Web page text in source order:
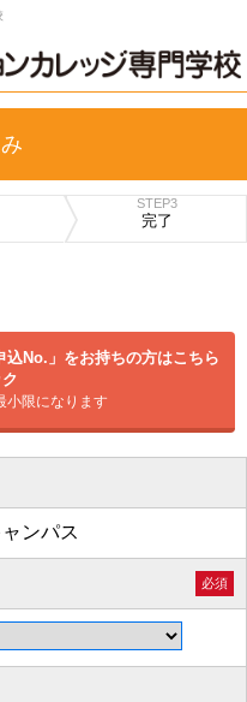
STEP3
完了
込No.」をお持ちの方はこちら
小限になります
ンパス
必須